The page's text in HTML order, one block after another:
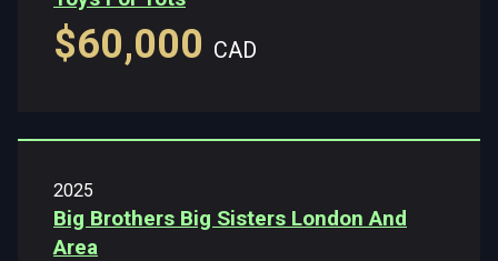
$60,000 CAD
2025
Big Brothers Big Sisters London And
Area